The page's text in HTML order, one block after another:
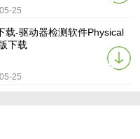
25
载-驱动器检测软件Physical
下载
25